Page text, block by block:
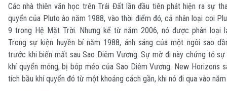
Các nhà thiên văn học trên Trái Đất lần đầu tiên phát hiện ra sự
quyển của Pluto ào năm 1988, vào thời điểm đó, cả nhân loại coi
9 trong Hệ Mặt Trời. Nhưng kể từ năm 2006, nó được phân loại
Trong sự kiện huyền bí năm 1988, ánh sáng của một ngôi sao
trước khi biến mất sau Sao Diêm Vương. Sự mờ đi này chứng tỏ sự
khí quyển mỏng, bị bóp méo của Sao Diêm Vương. New Horizons
tích bầu khí quyển đó từ một khoảng cách gần, khi nó đi qua vào